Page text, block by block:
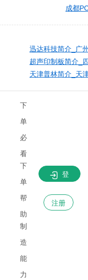
成都
迅达科技简介_广
超声印制板简介_
天津普林简介_天